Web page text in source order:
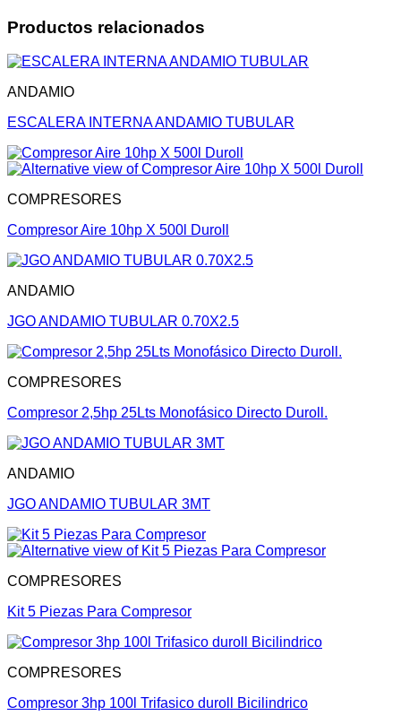
Productos relacionados
ANDAMIO
ESCALERA INTERNA ANDAMIO TUBULAR
COMPRESORES
Compresor Aire 10hp X 500l Duroll
ANDAMIO
JGO ANDAMIO TUBULAR 0.70X2.5
COMPRESORES
Compresor 2,5hp 25Lts Monofásico Directo Duroll.
ANDAMIO
JGO ANDAMIO TUBULAR 3MT
COMPRESORES
Kit 5 Piezas Para Compresor
COMPRESORES
Compresor 3hp 100l Trifasico duroll Bicilindrico